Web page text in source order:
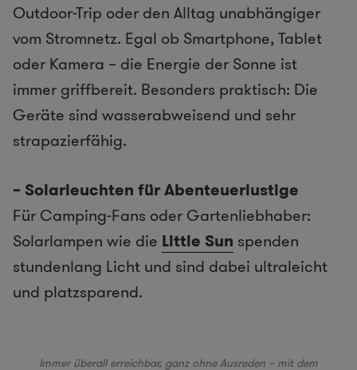
Outdoor-Trip oder den Alltag unabhängiger
vom Stromnetz. Egal ob Smartphone, Tablet
oder Kamera – die Energie der Sonne ist
immer griffbereit. Besonders praktisch: Die
Geräte sind wasserabweisend und sehr
strapazierfähig.
– Solarleuchten für Abenteuerlustige
Für Camping-Fans oder Gartenliebhaber:
Solarlampen wie die Little Sun spenden
stundenlang Licht und sind dabei ultraleicht
und platzsparend.
Immer überall erreichbar, ganz ohne Ausreden – mit dem